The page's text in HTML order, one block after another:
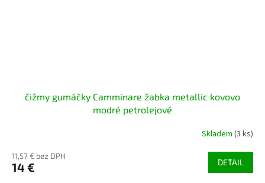
čižmy gumáčky Camminare žabka metallic kovovo
modré petrolejové
Skladem (3 ks)
11,57 € bez DPH
14 € DETAIL